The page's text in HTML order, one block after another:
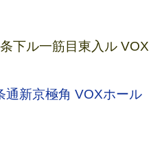
下ル一筋目東入ル VOX
通新京極角 VOXホール